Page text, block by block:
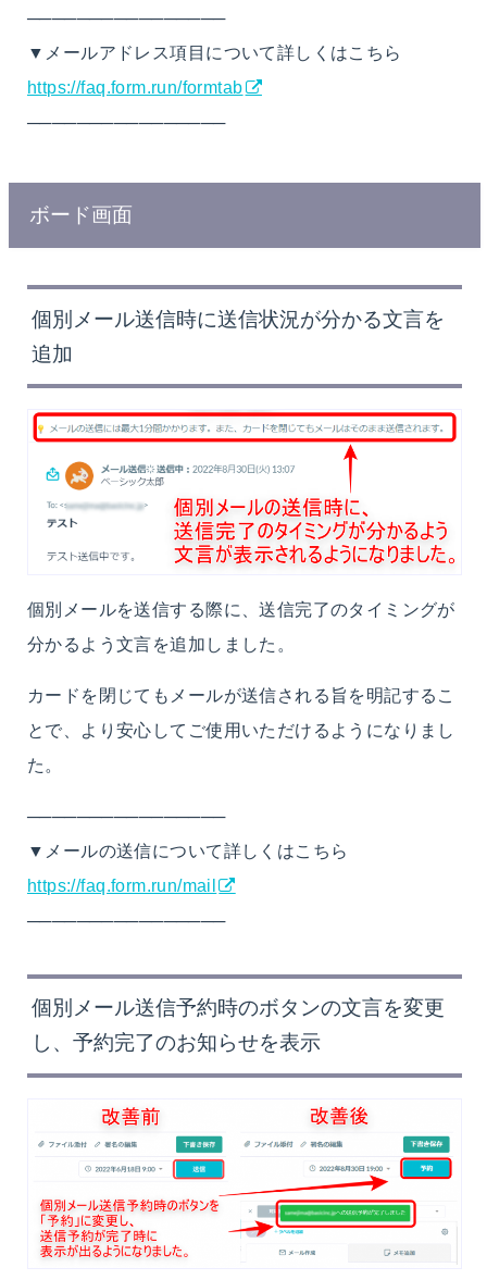
────────────────
▼メールアドレス項目について詳しくはこちら
https://faq.form.run/formtab
────────────────
ボード画面
個別メール送信時に送信状況が分かる文言を
追加
個別メールを送信する際に、送信完了のタイミングが
分かるよう文言を追加しました。
カードを閉じてもメールが送信される旨を明記するこ
とで、より安心してご使用いただけるようになりまし
た。
────────────────
▼メールの送信について詳しくはこちら
https://faq.form.run/mail
────────────────
個別メール送信予約時のボタンの文言を変更
し、予約完了のお知らせを表示